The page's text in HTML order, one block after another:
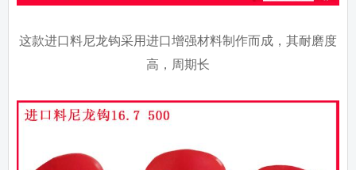
这款进口料尼龙钩采用进口增强材料制作而成，其耐磨度
高，周期长